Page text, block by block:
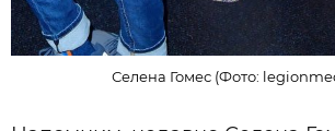
Селена Гомес (Фото: